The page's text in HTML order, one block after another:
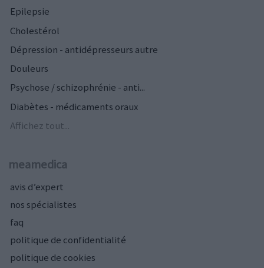
Epilepsie
Cholestérol
Dépression - antidépresseurs autre
Douleurs
Psychose / schizophrénie - anti...
Diabètes - médicaments oraux
Affichez tout...
meamedica
avis d’expert
nos spécialistes
faq
politique de confidentialité
politique de cookies